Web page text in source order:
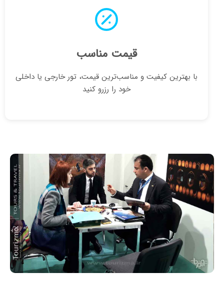
قیمت مناسب
با بهترین کیفیت و مناسب‌ترین قیمت، تور خارجی یا داخلی
خود را رزرو کنید